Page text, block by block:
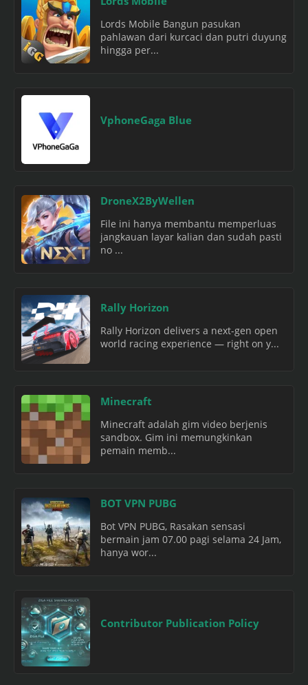
Lords Mobile Bangun pasukan
pahlawan dari kurcaci dan putri duyung
hingga per...
VphoneGaga Blue
DroneX2ByWellen
File ini hanya membantu memperluas
jangkauan layar kalian dan sudah pasti
no ...
Rally Horizon
Rally Horizon delivers a next-gen open
world racing experience — right on y...
Minecraft
Minecraft adalah gim video berjenis
sandbox. Gim ini memungkinkan
pemain memb...
BOT VPN PUBG
Bot VPN PUBG, Rasakan sensasi
bermain jam 07.00 pagi selama 24 Jam,
hanya wor...
Contributor Publication Policy